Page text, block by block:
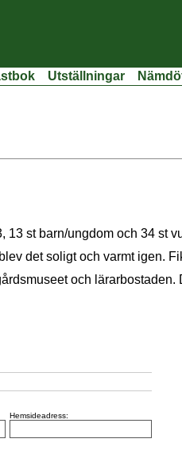
Utställningar
st barn/ungdom och 34 st
det soligt och varmt igen.
och
Hemsideadress: